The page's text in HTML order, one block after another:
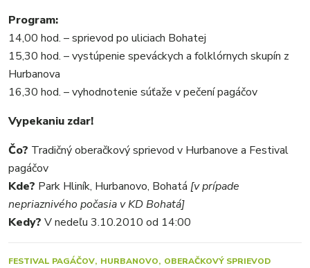
Program:
14,00 hod. – sprievod po uliciach Bohatej
15,30 hod. – vystúpenie speváckych a folklórnych skupín z
Hurbanova
16,30 hod. – vyhodnotenie súťaže v pečení pagáčov
Vypekaniu zdar!
Čo? Tradičný oberačkový sprievod v Hurbanove a Festival
pagáčov
Kde? Park Hliník, Hurbanovo, Bohatá [v prípade
nepriaznivého počasia v KD Bohatá]
Kedy? V nedeľu 3.10.2010 od 14:00
FESTIVAL PAGÁČOV HURBANOVO OBERAČKOVÝ SPRIEVOD